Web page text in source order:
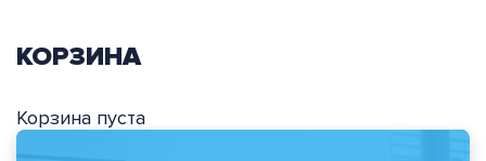
КОРЗИНА
Корзина пуста